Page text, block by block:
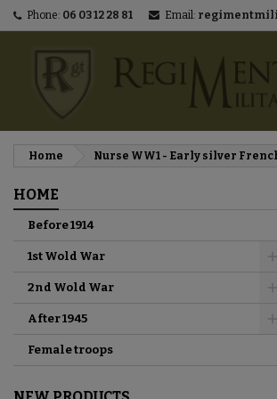
Phone: 06 03 12 28 81 Email:
Home Nurse WW1 - Early silver
HOME
Before 1914
1st Wold War
2nd Wold War
After 1945
Female troops